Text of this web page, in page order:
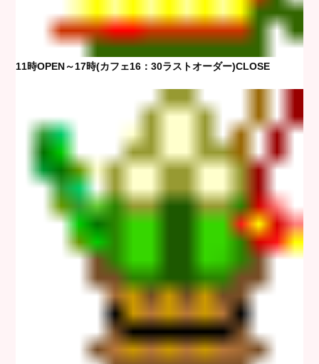
11時OPEN～17時(カフェ16：30ラストオーダー)CLOSE